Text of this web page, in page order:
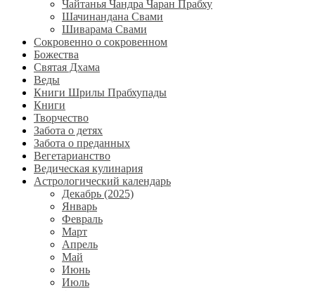
Чайтанья Чандра Чаран Прабху
Шачинандана Свами
Шиварама Свами
Сокровенно о сокровенном
Божества
Святая Дхама
Веды
Книги Шрилы Прабхупады
Книги
Творчество
Забота о детях
Забота о преданных
Вегетарианство
Ведическая кулинария
Астрологический календарь
Декабрь (2025)
Январь
Февраль
Март
Апрель
Май
Июнь
Июль